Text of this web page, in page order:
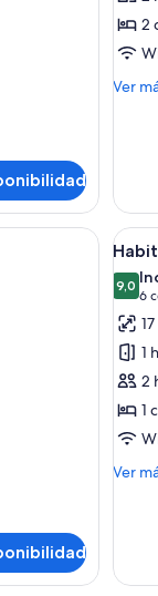
con
2
Ver
Más
camas
a través de
hotel moderna conAbrir
las
de
6
9,09,06
(6
1
2
1
Ver
Más
doble